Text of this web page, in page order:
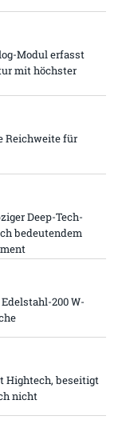
Modul erfasst
mit höchster
Reichweite für
Deep-Tech-
bedeutendem
200 W-
Hightech, beseitigt
nicht